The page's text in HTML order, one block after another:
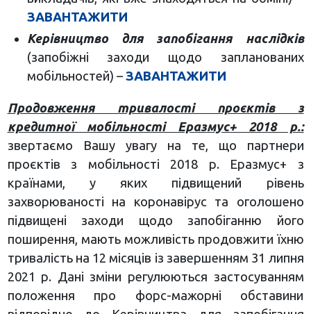
ЗАВАНТАЖИТИ
Керівництво для запобігання наслідків
(запобіжні заходи щодо запланованих
мобільностей) – ЗАВАНТАЖИТИ
Продовження тривалості проєктів з
кредитної мобільності Еразмус+ 2018 р.:
звертаємо Вашу увагу на те, що партнери
проєктів з мобільності 2018 р. Еразмус+ з
країнами, у яких підвищений рівень
захворюваності на коронавірус та оголошено
підвищені заходи щодо запобіганню його
поширення, мають можливість продовжити їхню
тривалість на 12 місяців із завершенням 31 липня
2021 р. Дані зміни регулюються застосуванням
положення про форс-мажорні обставини